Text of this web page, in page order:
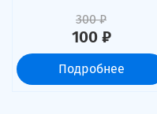
300 ₽
100 ₽
Подробнее